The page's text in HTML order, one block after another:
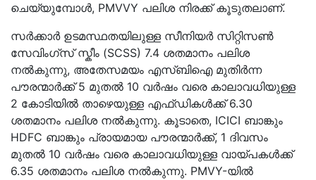
ചെയ്യുമ്പോൾ, PMVVY പലിശ നിരക്ക് കൂടുതലാണ്.
സർക്കാർ ഉടമസ്ഥതയിലുള്ള സീനിയർ സിറ്റിസൺ
സേവിംഗ്സ് സ്കീം (SCSS) 7.4 ശതമാനം പലിശ
നൽകുന്നു, അതേസമയം എസ്ബിഐ മുതിർന്ന
പൗരന്മാർക്ക് 5 മുതൽ 10 വർഷം വരെ കാലാവധിയുള്ള
2 കോടിയിൽ താഴെയുള്ള എഫ്ഡികൾക്ക് 6.30
ശതമാനം പലിശ നൽകുന്നു. കൂടാതെ, ICICI ബാങ്കും
HDFC ബാങ്കും പ്രായമായ പൗരന്മാർക്ക്, 1 ദിവസം
മുതൽ 10 വർഷം വരെ കാലാവധിയുള്ള വായ്പകൾക്ക്
6.35 ശതമാനം പലിശ നൽകുന്നു. PMVY-യിൽ